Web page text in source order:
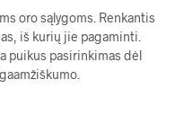
oro sąlygoms. Renkantis
iš kurių jie pagaminti.
puikus pasirinkimas dėl